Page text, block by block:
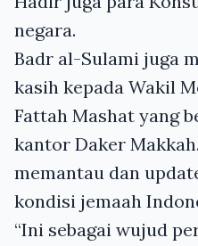
negara.
Badr al-Sulami juga
kasih kepada Wakil
Fattah Mashat yang
kantor Daker
memantau dan
kondisi jemaah
“Ini sebagai wujud